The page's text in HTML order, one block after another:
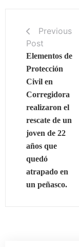
Previous
Post
Elementos de
Protección
Civil en
Corregidora
realizaron el
rescate de un
joven de 22
años que
quedó
atrapado en
un peñasco.